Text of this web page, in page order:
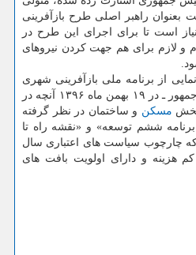
بعنوان راهبر اصلی طرح بازآفرینی
است تا برای اجرای این طرح در
و لازم برای هم­ جهت كردن نیروهای
از برنامه ملی بازآفرینی شهری
توسط حسن روحانی ـ رییس جمهور ـ در ۱۹ بهمن ماه ۱۳۹۶ آنچه در
مسكن و ساختمان در نظر گرفته
ششم توسعه» و «نقشه راه تا
ای كه چارچوب سیاست های اعتباری سال
كم هزینه و دارای اولویت بافت های